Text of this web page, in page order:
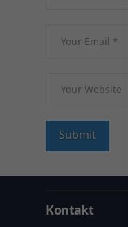
Kontakt